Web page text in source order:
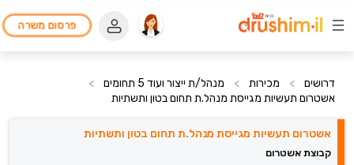
פרסום משרה
דרושים > מכירות > מנהל/ת ייצור ועוד 5 תחומים
>
אשטרום תעשיות מגייסת מנהל.ת תחום בטון ותשתיות
אשטרום תעשיות מגייסת מנהל.ת תחום בטון ותשתיות
קבוצת אשטרום